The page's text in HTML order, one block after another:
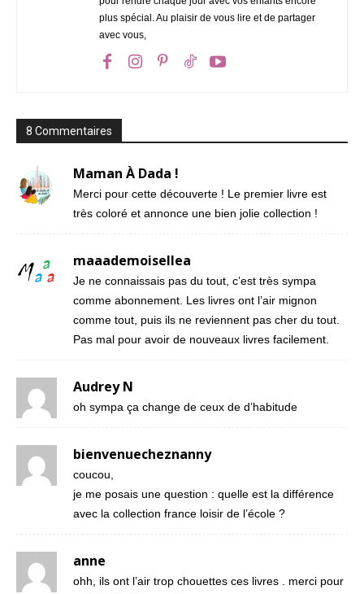
plus spécial. Au plaisir de vous lire et de partager
avec vous,
8 Commentaires
Maman À Dada !
Merci pour cette découverte ! Le premier livre est
très coloré et annonce une bien jolie collection !
maaademoisellea
Je ne connaissais pas du tout, c’est très sympa
comme abonnement. Les livres ont l’air mignon
comme tout, puis ils ne reviennent pas cher du tout.
Pas mal pour avoir de nouveaux livres facilement.
Audrey N
oh sympa ça change de ceux de d’habitude
bienvenuecheznanny
coucou,
je me posais une question : quelle est la différence
avec la collection france loisir de l’école ?
anne
ohh, ils ont l’air trop chouettes ces livres . merci pour